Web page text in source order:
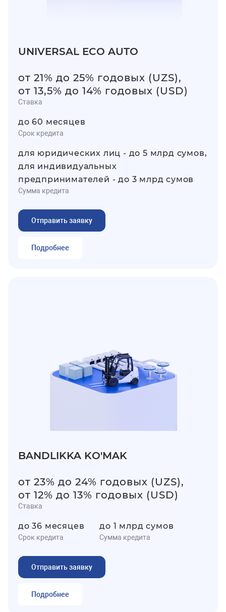
UNIVERSAL ECO AUTO
от 21% до 25% годовых (UZS),
от 13,5% до 14% годовых (USD)
Ставка
до 60 месяцев
Срок кредита
для юридических лиц - до 5 млрд сумов,
для индивидуальных
предпринимателей - до 3 млрд сумов
Сумма кредита
Отправить заявку
Подробнее
BANDLIKKA KO'MAK
от 23% до 24% годовых (UZS),
от 12% до 13% годовых (USD)
Ставка
до 36 месяцев
Срок кредита
до 1 млрд сумов
Сумма кредита
Отправить заявку
Подробнее